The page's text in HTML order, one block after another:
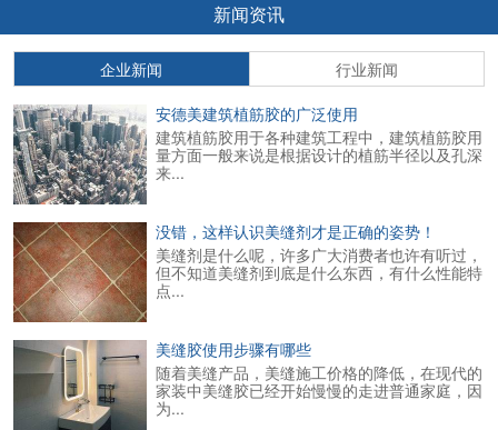
新闻资讯
企业新闻
行业新闻
安德美建筑植筋胶的广泛使用
建筑植筋胶用于各种建筑工程中，建筑植筋胶用
量方面一般来说是根据设计的植筋半径以及孔深
来...
没错，这样认识美缝剂才是正确的姿势！
美缝剂是什么呢，许多广大消费者也许有听过，
但不知道美缝剂到底是什么东西，有什么性能特
点...
美缝胶使用步骤有哪些
随着美缝产品，美缝施工价格的降低，在现代的
家装中美缝胶已经开始慢慢的走进普通家庭，因
为...